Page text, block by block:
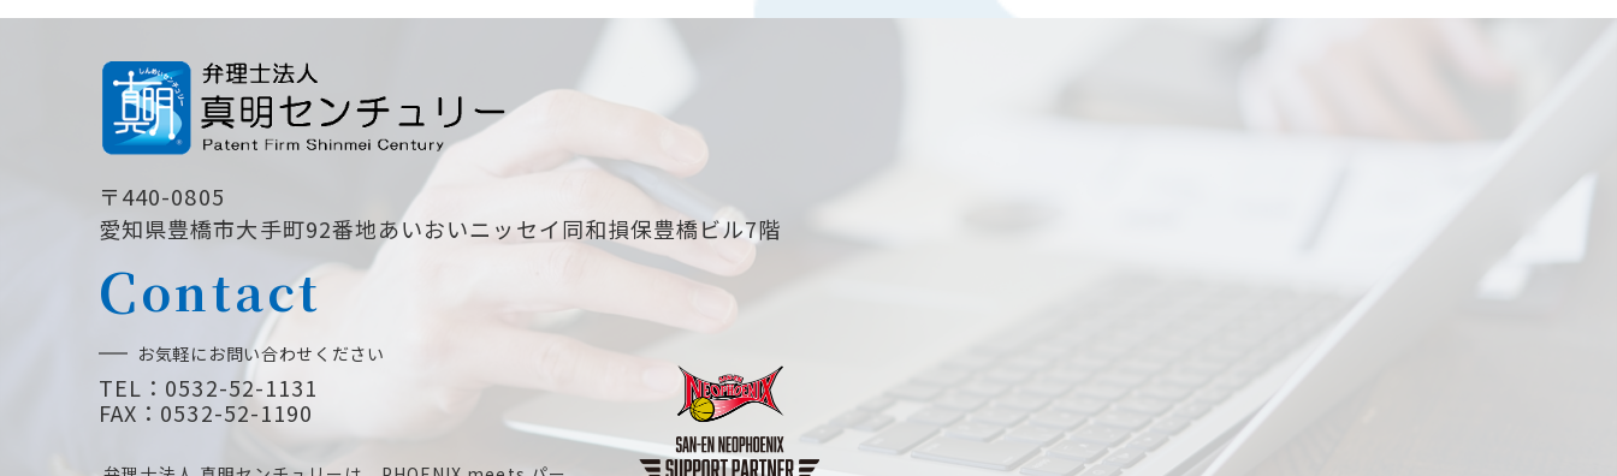
〒440-0805
愛知県豊橋市大手町92番地あいおいニッセイ同和損保豊橋ビル7階
Contact
お気軽にお問い合わせください
TEL：0532-52-1131
FAX：0532-52-1190